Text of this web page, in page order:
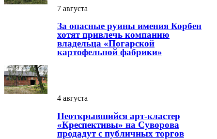
7 августа
За опасные руины имения Корбен
хотят привлечь компанию
владельца «Погарской
картофельной фабрики»
4 августа
Неоткрывшийся арт-кластер
«Креспективы» на Суворова
продадут с публичных торгов